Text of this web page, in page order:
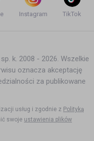
Instagram TikTok
k. 2008 - 2026. Wszelkie
oznacza akceptację
za publikowane
usług i zgodnie z Polityką
swoje ustawienia plików